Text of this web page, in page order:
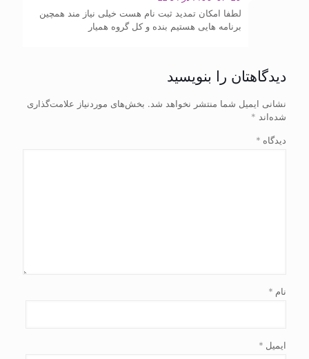
لطفا امکان تمدید ثبت نام هست خیلی نیاز مند همچین
برنامه هایی هستیم بنده و کل گروه همیار
دیدگاهتان را بنویسید
نشانی ایمیل شما منتشر نخواهد شد. بخش‌های موردنیاز علامت‌گذاری
شده‌اند *
دیدگاه *
نام *
ایمیل *